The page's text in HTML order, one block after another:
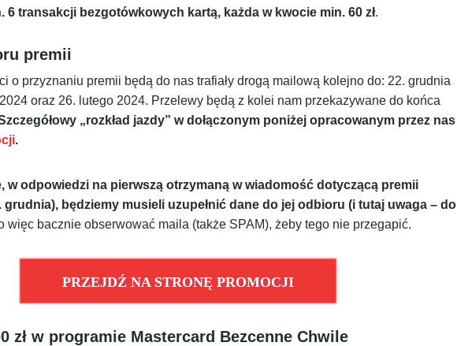
6 transakcji bezgotówkowych kartą, każda w kwocie min. 60 zł.
premii
o przyznaniu premii będą do nas trafiały drogą mailową kolejno do: 22. grudnia
oraz 26. lutego 2024. Przelewy będą z kolei nam przekazywane do końca
„rozkład jazdy” w dołączonym poniżej opracowanym przez nas
.
w odpowiedzi na pierwszą otrzymaną w wiadomość dotyczącą premii
grudnia), będziemy musieli uzupełnić dane do jej odbioru (i tutaj uwaga – do
więc bacznie obserwować maila (także SPAM), żeby tego nie przegapić.
PRZEJDŹ NA STRONĘ PROMOCJI
zł w programie Mastercard Bezcenne Chwile